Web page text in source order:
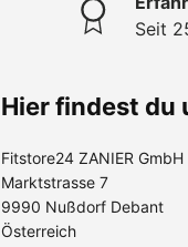
Seit
Hier findest du
Fitstore24 ZANIER GmbH
Marktstrasse 7
9990 Nußdorf Debant
Österreich